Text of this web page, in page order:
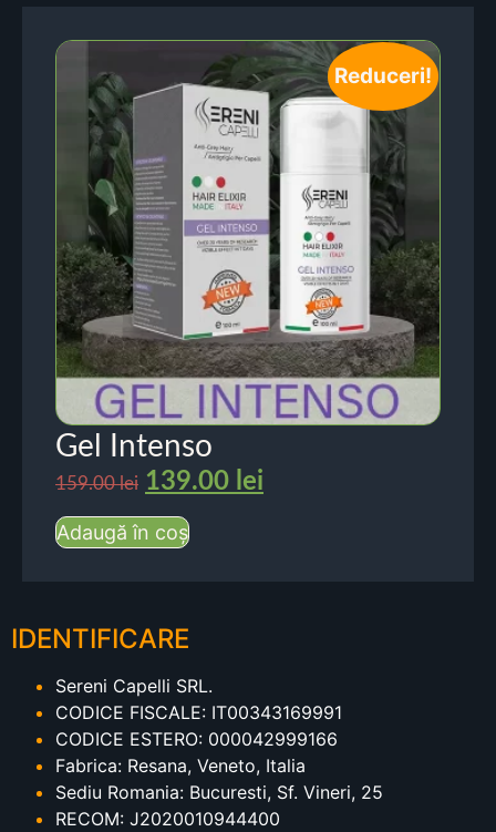
Reduceri!
Gel Intenso
159.00lei 139.00 lei
Adaugă în coș
IDENTIFICARE
Sereni Capelli SRL.
CODICE FISCALE: IT00343169991
CODICE ESTERO: 000042999166
Fabrica: Resana, Veneto, Italia
Sediu Romania: Bucuresti, Sf. Vineri, 25
RECOM: J2020010944400